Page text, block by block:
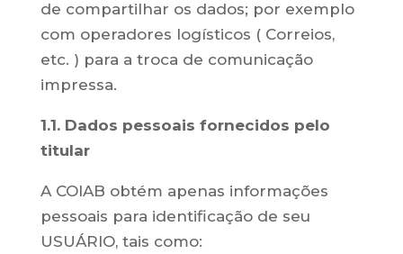
de compartilhar os dados; por exemplo
com operadores logísticos ( Correios,
etc. ) para a troca de comunicação
impressa.
1.1. Dados pessoais fornecidos pelo
titular
A COIAB obtém apenas informações
pessoais para identificação de seu
USUÁRIO, tais como: